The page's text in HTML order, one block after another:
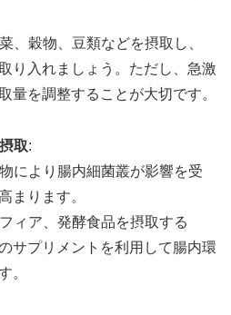
、穀物、豆類などを摂取し、
り入れましょう。ただし、急激
量を調整することが大切です。
取:
により腸内細菌叢が影響を受
まります。
ィア、発酵食品を摂取する
サプリメントを利用して腸内環
。